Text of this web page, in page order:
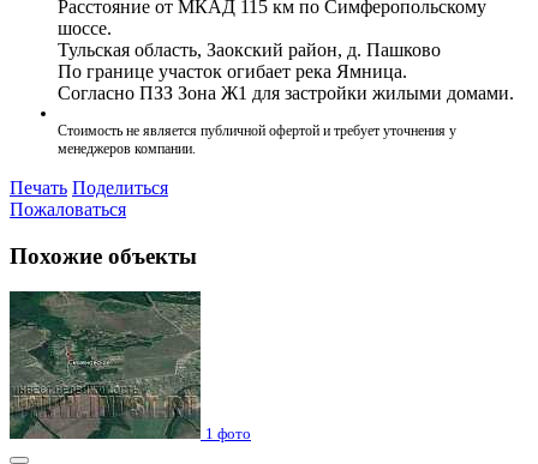
Расстояние от МКАД 115 км по Симферопольскому
шоссе.
Тульская область, Заокский район, д. Пашково
По границе участок огибает река Ямница.
Согласно ПЗЗ Зона Ж1 для застройки жилыми домами.
Стоимость не является публичной офертой и требует уточнения у
менеджеров компании.
Печать Поделиться
Пожаловаться
Похожие объекты
1 фото